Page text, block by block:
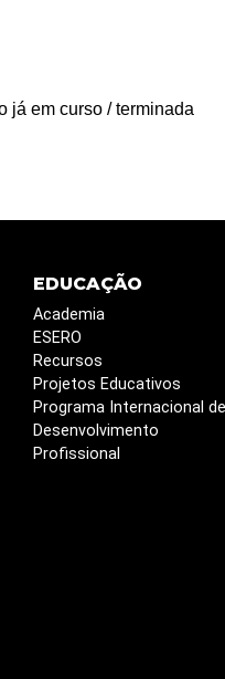
já em curso / terminada
EDUCAÇÃO
Academia
ESERO
Recursos
Projetos Educativos
Programa Internacional de
Desenvolvimento
Profissional